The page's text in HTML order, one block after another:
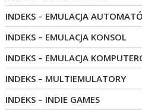
INDEKS – EMULACJA
INDEKS – EMULACJA KONSOL
INDEKS – EMULACJA
INDEKS – MULTIEMULATORY
INDEKS – INDIE GAMES